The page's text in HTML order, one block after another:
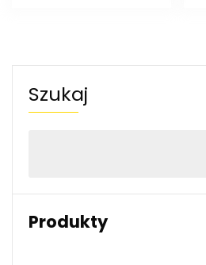
Szukaj
Produkty